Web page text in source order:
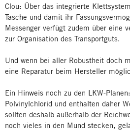
Clou: Über das integrierte
Tasche und damit ihr
Messenger verfügt zudem über eine
zur Organisation des Transportguts.
Und wenn bei aller Robustheit doch
eine Reparatur beim Hersteller
Ein Hinweis noch zu den LKW-
Polvinylchlorid und enthalten daher
sollten deshalb außerhalb der
noch vieles in den Mund stecken,